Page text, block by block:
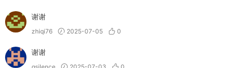
谢谢
zhiqi76 2025-07-05 0
谢谢